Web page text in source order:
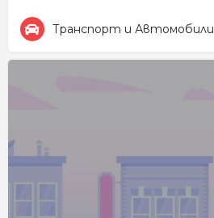
Транспорт и Автомобили